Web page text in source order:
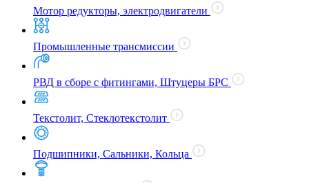
Мотор редукторы, электродвигатели
Промышленные трансмиссии
РВД в сборе с фитингами, Штуцеры БРС
Текстолит, Стеклотекстолит
Подшипники, Сальники, Кольца